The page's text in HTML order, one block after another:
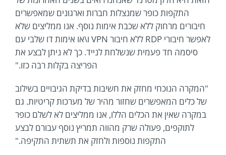
התקפות כופר שמנצלות חברות וארגונים שמאפשרים
חיבורים מרחוק ללא שכבת אימות נוסף. אנו ממליצים שלא
לאפשר חיבורי RDP ללא חיבור VPN ו\או אימות דו שלבי עם
סיסמה חד פעמית שנשלחת לנייד. כך לא ניתן לבצע את
הפריצה בקלות רבה כזו."
"המקרה הנוכחי מחזק את חשיבות בדיקת הגיבויים בשילוב
של כלים המאפשרים שחזור מהיר של מערכות קריטיות. גם
במקרה שאין את הכלים הללו, אנו ממליצים לא לשלם כופר
לתוקפים, פעולה שרק מהווה תמריץ נוסף עבורם לבצע
התקפות נוספות ולחזק את תשתית התקיפה."